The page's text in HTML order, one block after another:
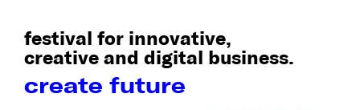
festival for innovative,
creative and digital business.
create future